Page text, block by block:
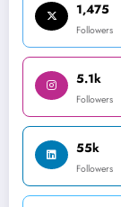
1,475
Followers
5.1k
Followers
55k
Followers